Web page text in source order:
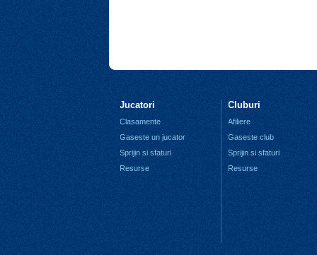
Jucatori
Clasamente
Gaseste un jucator
Sprijin si sfaturi
Resurse
Cluburi
Afiliere
Gaseste club
Sprijin si sfaturi
Resurse